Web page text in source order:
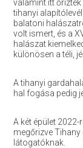
valamint itt
tihanyi
balatoni
volt ismert, és a
halászat
különösen a téli,
A tihanyi
hal fogása pedig
A két épület
megőrizve
látogatóknak.